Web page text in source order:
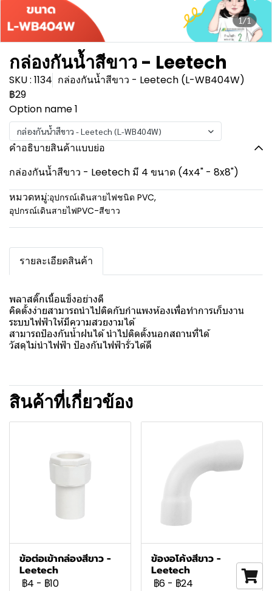
1/1
กล่องกันน้ำสีขาว - Leetech
SKU : 1134 กล่องกันน้ำสีขาว - Leetech (L-WB404W)
฿29
Option name 1
กล่องกันน้ำสีขาว - Leetech (L-WB404W)
คำอธิบายสินค้าแบบย่อ
กล่องกันน้ำสีขาว - Leetech มี 4 ขนาด (4x4" - 8x8")
หมวดหมู่:อุปกรณ์เดินสายไฟชนิด PVC,
อุปกรณ์เดินสายไฟPVC-สีขาว
รายละเอียดสินค้า
พลาสติ๊กเนื้อแข็งอย่างดี
คิดตั้งง่ายสามารถนำไปติดกับกำแพงห้องเพื่อทำการเก็บงาน
ระบบไฟฟ้าให้มีความสวยงามได้
สามารถป้องกันน้ำฝนได้ นำไปติดตั้งนอกสถานที่ได้
วัสดุไม่นำไฟฟ้า ป้องกันไฟฟ้ารั่วได้ดี
สินค้าที่เกี่ยวข้อง
ข้อต่อเข้ากล่องสีขาว -
Leetech
฿4 - ฿10
ข้องอโค้งสีขาว -
Leetech
฿6 - ฿24